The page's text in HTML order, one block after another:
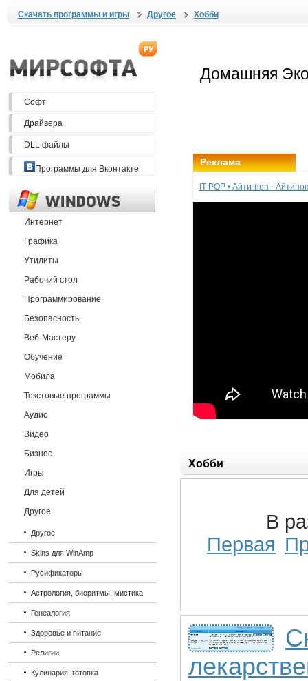
Скачать программы и игры Другое Хобби
Софт
Драйвера
DLL файлы
Программы для Вконтакте
Интернет
Графика
Утилиты
Рабочий стол
Программирование
Безопасность
Веб-Мастеру
Обучение
Мобила
Текстовые программы
Аудио
Видео
Бизнес
Игры
Для детей
Другое
Другое
Skins для WinAmp
Русификаторы
Астрология, биоритмы, мистика
Генеалогия
Здоровье и питание
Религии
Кулинария, готовка
Реклама
IT POP • Айти-поп -
Хобби
В
Первая